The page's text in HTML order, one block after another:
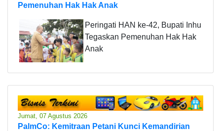
Pemenuhan Hak Hak Anak
Peringati HAN ke-42, Bupati Inhu
Tegaskan Pemenuhan Hak Hak
Anak
Jumat, 07 Agustus 2026
PalmCo: Kemitraan Petani Kunci Kemandirian